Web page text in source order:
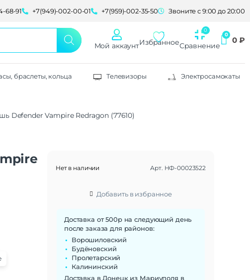
68-91 +7(949)-002-00-01 +7(959)-002-35-50 Звоните с 9:00 до 20:00
Мой аккаунтИзбранноеСравнение
0 ₽
браслеты, кольца Телевизоры Электросамокаты
Defender Vampire Redragon (77610)
Нет в наличии Арт. НФ-00023522
Добавить в избранное
Доставка от 500р на следующий день
после заказа для районов:
Ворошиловский
Будёновский
Пролетарский
Калининский
Доставка в Донецк из Мариуполя в